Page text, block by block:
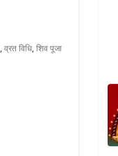
,व्रत विधि,शिव पूजा